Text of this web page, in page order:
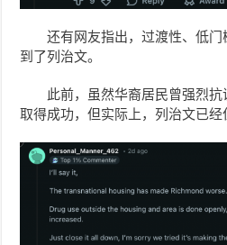
还有网友指出，过渡性、低门
到了列治文。
此前，虽然华裔居民曾强烈
取得成功，但实际上，列治文已经